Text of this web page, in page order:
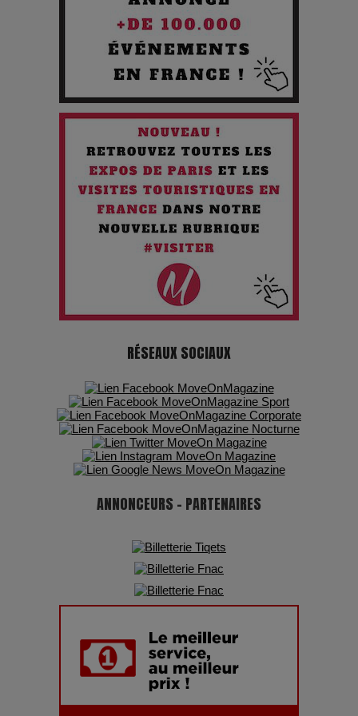
Quand l'Opéra Rencontre l'IA : Lola Volonakis, l'Artiste du
Paradoxe qui Chante le Futur
Chien 51 - Quand l’IA prend le pouvoir : une plongée dans un
futur troublant
Maïra Kerey, la “voix d’or du Kazakhstan”, célèbre ses 30
ans de carrière à la Salle Gaveau
Les dessous de la fast fashion : un désastre écologique en
Adieu Jean-Pat : rire au bord du précipice
Pharaonic Festival 2025 : 10 ans d’électro sous les
montagnes, une fête à ne pas manquer
RÉSEAUX SOCIAUX
ANNONCEURS - PARTENAIRES